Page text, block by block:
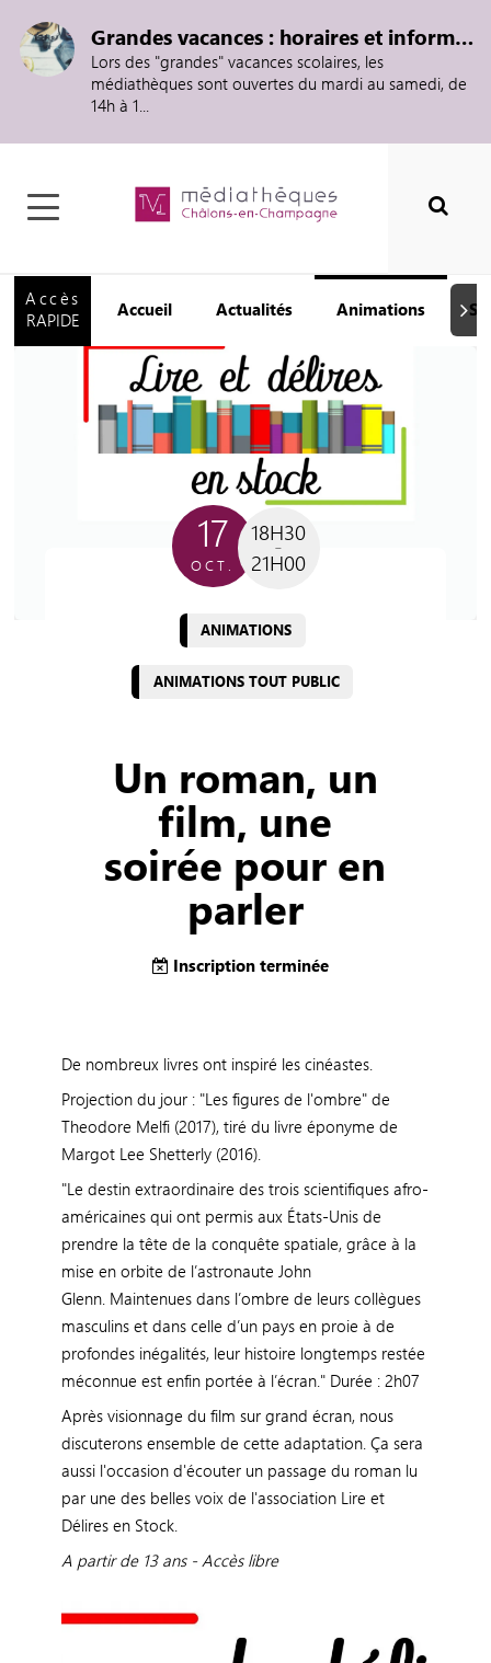
Grandes vacances : horaires et informations
Lors des "grandes" vacances scolaires, les
médiathèques sont ouvertes du mardi au samedi, de
14h à 1...
Accès
RAPIDE
Accueil Actualités Animations
17
OCT.
18H30
21H00
ANIMATIONS
ANIMATIONS TOUT PUBLIC
Un roman, un
film, une
soirée pour en
parler
Inscription terminée
De nombreux livres ont inspiré les cinéastes.
Projection du jour : "Les figures de l'ombre" de
Theodore Melfi (2017), tiré du livre éponyme de
Margot Lee Shetterly (2016).
"Le destin extraordinaire des trois scientifiques afro-
américaines qui ont permis aux États-Unis de
prendre la tête de la conquête spatiale, grâce à la
mise en orbite de l’astronaute John
Glenn. Maintenues dans l’ombre de leurs collègues
masculins et dans celle d’un pays en proie à de
profondes inégalités, leur histoire longtemps restée
méconnue est enfin portée à l’écran." Durée : 2h07
Après visionnage du film sur grand écran, nous
discuterons ensemble de cette adaptation. Ça sera
aussi l'occasion d'écouter un passage du roman lu
par une des belles voix de l'association Lire et
Délires en Stock.
A partir de 13 ans - Accès libre